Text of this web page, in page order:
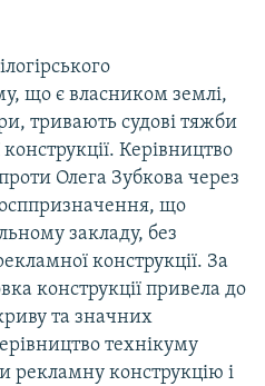
що є власником землі,
тривають судові тяжби
Керівництво
Олега Зубкова через
що
закладу, без
конструкції. За
конструкції привела до
та значних
технікуму
рекламну конструкцію і